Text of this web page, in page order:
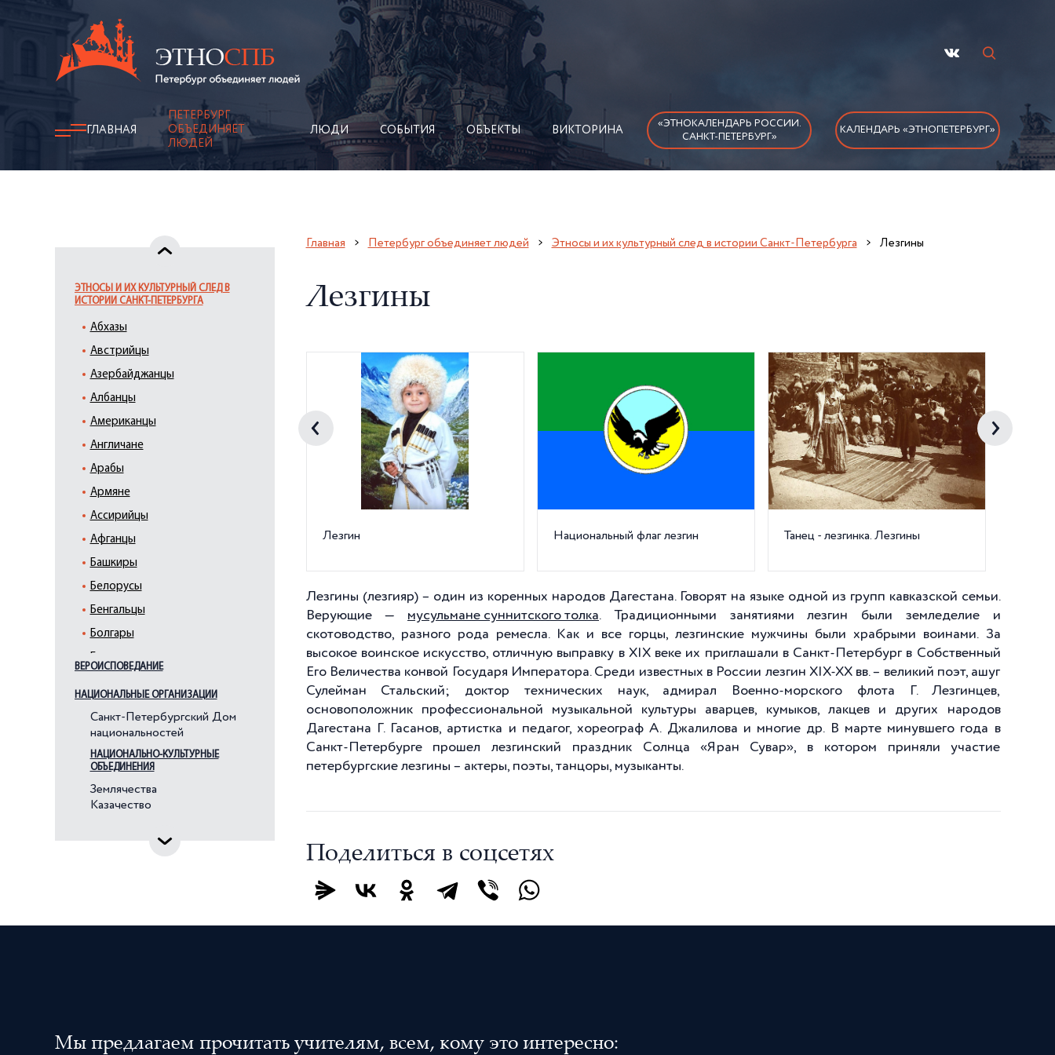
ГЛАВНАЯ
ПЕТЕРБУРГ
ОБЪЕДИНЯЕТ
ЛЮДЕЙ
ЛЮДИ СОБЫТИЯ ОБЪЕКТЫ ВИКТОРИНА
«ЭТНОКАЛЕНДАРЬ РОССИИ.
САНКТ-ПЕТЕРБУРГ»
КАЛЕНДАРЬ «ЭТНОПЕТЕРБУРГ»
ЭТНОСЫ И ИХ КУЛЬТУРНЫЙ СЛЕД В
ИСТОРИИ САНКТ-ПЕТЕРБУРГА
Абхазы
Австрийцы
Азербайджанцы
Албанцы
Американцы
Англичане
Арабы
Армяне
Ассирийцы
Афганцы
Башкиры
Белорусы
Бенгальцы
Болгары
Вепсы
Водь
Вьетнамцы
Голландцы
ВЕРОИСПОВЕДАНИЕ
НАЦИОНАЛЬНЫЕ ОРГАНИЗАЦИИ
Санкт-Петербургский Дом
национальностей
НАЦИОНАЛЬНО-КУЛЬТУРНЫЕ
ОБЪЕДИНЕНИЯ
Землячества
Казачество
Главная Петербург объединяет людей Этносы и их культурный след в истории Санкт-Петербурга Лезгины
Лезгины
Лезгин Национальный флаг лезгин Танец - лезгинка. Лезгины
Лезгины (лезгияр) – один из коренных народов Дагестана. Говорят на языке одной из групп кавказской семьи.
Верующие — мусульмане суннитского толка. Традиционными занятиями лезгин были земледелие и
скотоводство, разного рода ремесла. Как и все горцы, лезгинские мужчины были храбрыми воинами. За
высокое воинское искусство, отличную выправку в XIX веке их приглашали в Санкт-Петербург в Собственный
Его Величества конвой Государя Императора. Среди известных в России лезгин XIX-XX вв. – великий поэт, ашуг
Сулейман Стальский; доктор технических наук, адмирал Военно-морского флота Г. Лезгинцев,
основоположник профессиональной музыкальной культуры аварцев, кумыков, лакцев и других народов
Дагестана Г. Гасанов, артистка и педагог, хореограф А. Джалилова и многие др. В марте минувшего года в
Санкт-Петербурге прошел лезгинский праздник Солнца «Яран Сувар», в котором приняли участие
петербургские лезгины – актеры, поэты, танцоры, музыканты.
Поделиться в соцсетях
Мы предлагаем прочитать учителям, всем, кому это интересно: